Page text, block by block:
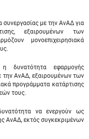
συνεργασίας με την ΑνΑΔ για
εξαιρουμένων των
μονοεπιχειρησιακά
δυνατότητα εφαρμογής
την ΑνΑΔ, εξαιρουμένων των
προγράμματα κατάρτισης
τους.
να ενεργούν ως
ΑνΑΔ, εκτός συγκεκριμένων